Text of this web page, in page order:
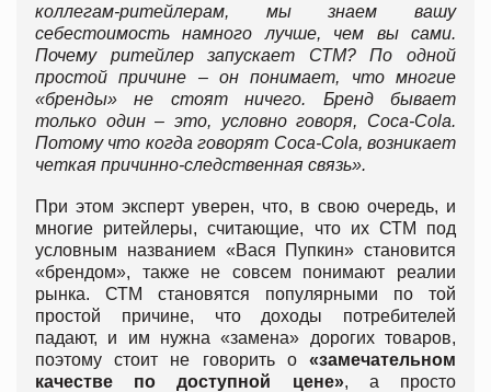
коллегам-ритейлерам, мы знаем вашу
себестоимость намного лучше, чем вы сами.
Почему ритейлер запускает СТМ? По одной
простой причине – он понимает, что многие
«бренды» не стоят ничего. Бренд бывает
только один – это, условно говоря, Coca-Cola.
Потому что когда говорят Coca-Cola, возникает
четкая причинно-следственная связь».
При этом эксперт уверен, что, в свою очередь, и
многие ритейлеры, считающие, что их СТМ под
условным названием «Вася Пупкин» становится
«брендом», также не совсем понимают реалии
рынка. СТМ становятся популярными по той
простой причине, что доходы потребителей
падают, и им нужна «замена» дорогих товаров,
поэтому стоит не говорить о «замечательном
качестве по доступной цене», а просто